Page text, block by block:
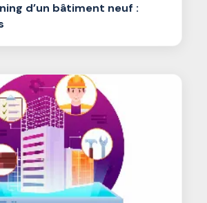
d’un bâtiment neuf :